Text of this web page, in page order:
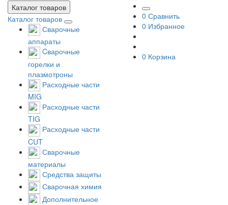
Каталог товаров
Каталог товаров
Сварочные
аппараты
Cварочные
горелки и
плазмотроны
Расходные части
MIG
Расходные части
TIG
Расходные части
CUT
Сварочные
материалы
Средства защиты
Сварочная химия
Дополнительное
0 Сравнить
0 Избранное
0 Корзина